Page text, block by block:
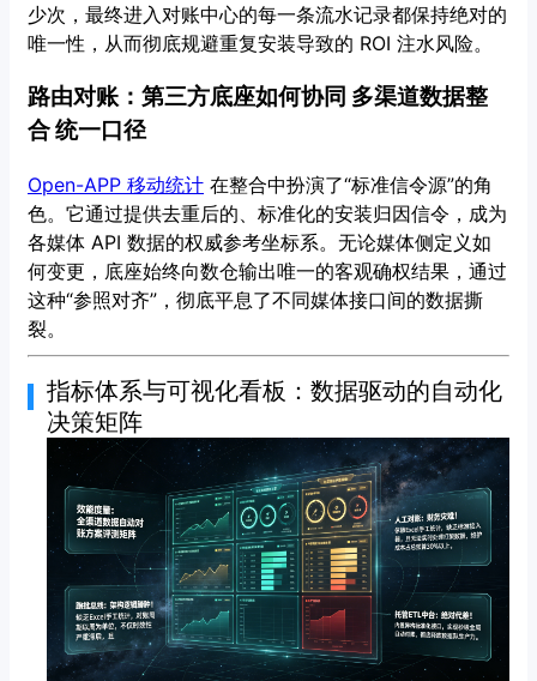
少次，最终进入对账中心的每一条流水记录都保持绝对的
唯一性，从而彻底规避重复安装导致的 ROI 注水风险。
路由对账：第三方底座如何协同 多渠道数据整
合 统一口径
Open-APP 移动统计 在整合中扮演了“标准信令源”的角
色。它通过提供去重后的、标准化的安装归因信令，成为
各媒体 API 数据的权威参考坐标系。无论媒体侧定义如
何变更，底座始终向数仓输出唯一的客观确权结果，通过
这种“参照对齐”，彻底平息了不同媒体接口间的数据撕
裂。
指标体系与可视化看板：数据驱动的自动化
决策矩阵